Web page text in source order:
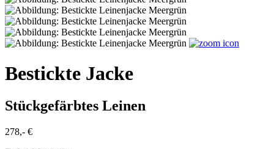
Bestickte Jacke
Stückgefärbtes Leinen
278,- €